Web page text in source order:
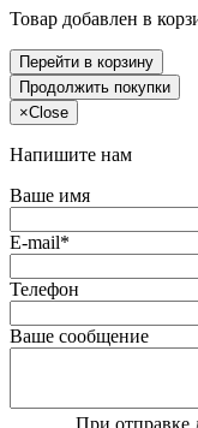
Товар добавлен в
Перейти в корзину
Продолжить покупки
×Close
Напишите нам
Ваше имя
E-mail*
Телефон
Ваше сообщение
При отправке